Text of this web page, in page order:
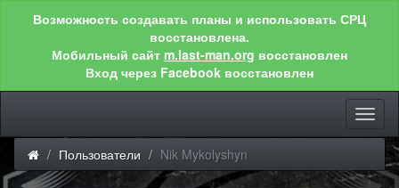
Возможность создавать планы и использовать СРЦ
восстановлена.
Мобильный сайт m.last-man.org восстановлен
Вход через Facebook восстановлен
Пользователи
Nik Mykolyshyn